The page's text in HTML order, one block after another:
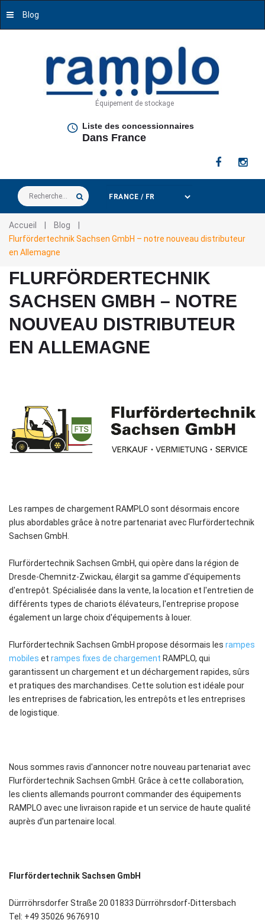
Équipement de stockage
Liste des concessionnaires
Dans France
Blog
Rechercher
Accueil Blog
Flurfördertechnik Sachsen GmbH – notre nouveau distributeur
en Allemagne
FLURFÖRDERTECHNIK
SACHSEN GMBH – NOTRE
NOUVEAU DISTRIBUTEUR
EN ALLEMAGNE
Les rampes de chargement RAMPLO sont désormais encore
plus abordables grâce à notre partenariat avec Flurfördertechnik
Sachsen GmbH.
Flurfördertechnik Sachsen GmbH, qui opère dans la région de
Dresde-Chemnitz-Zwickau, élargit sa gamme d'équipements
d'entrepôt. Spécialisée dans la vente, la location et l'entretien de
différents types de chariots élévateurs, l'entreprise propose
également un large choix d'équipements à louer.
Flurfördertechnik Sachsen GmbH propose désormais les rampes
mobiles et rampes fixes de chargement RAMPLO, qui
garantissent un chargement et un déchargement rapides, sûrs
et pratiques des marchandises. Cette solution est idéale pour
les entreprises de fabrication, les entrepôts et les entreprises
de logistique.
Nous sommes ravis d'annoncer notre nouveau partenariat avec
Flurfördertechnik Sachsen GmbH. Grâce à cette collaboration,
les clients allemands pourront commander des équipements
RAMPLO avec une livraison rapide et un service de haute qualité
auprès d'un partenaire local.
Flurfördertechnik Sachsen GmbH
Dürrröhrsdorfer Straße 20 01833 Dürrröhrsdorf-Dittersbach
Tel: ‪+49 35026 9676910‬